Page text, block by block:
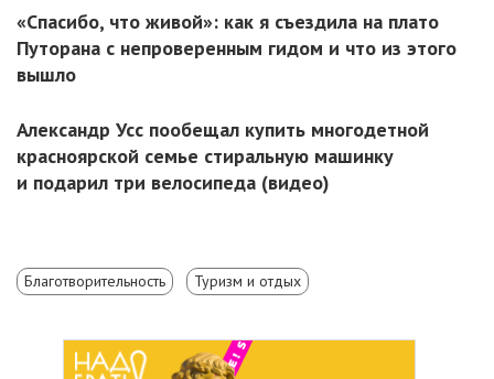
«Спасибо, что живой»: как я съездила на плато
Путорана с непроверенным гидом и что из этого
вышло
Александр Усс пообещал купить многодетной
красноярской семье стиральную машинку
и подарил три велосипеда (видео)
Благотворительность Туризм и отдых